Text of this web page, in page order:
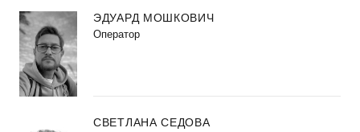
ЭДУАРД МОШКОВИЧ
Оператор
СВЕТЛАНА СЕДОВА